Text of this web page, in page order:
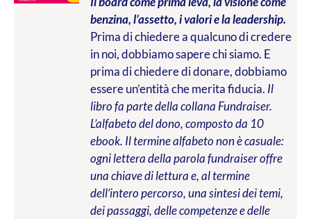
benzina, l’assetto, i valori e la leadership.
Prima di chiedere a qualcuno di credere
in noi, dobbiamo sapere chi siamo. E
prima di chiedere di donare, dobbiamo
essere un’entità che merita fiducia. Il
libro fa parte della collana Fundraiser.
L’alfabeto del dono, composto da 10
ebook. Il termine alfabeto non è casuale:
ogni lettera della parola fundraiser offre
una chiave di lettura e, al termine
dell’intero percorso, una sintesi dei temi,
dei passaggi, delle competenze e delle